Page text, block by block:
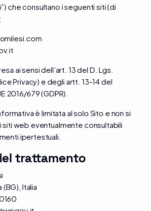
che consultano i seguenti siti (di
ai sensi dell’art. 13 del D. Lgs.
Privacy) e degli artt. 13-14 del
2016/679 (GDPR).
è limitata al solo Sito e non si
siti web eventualmente consultabili
ipertestuali.
trattamento
Italia